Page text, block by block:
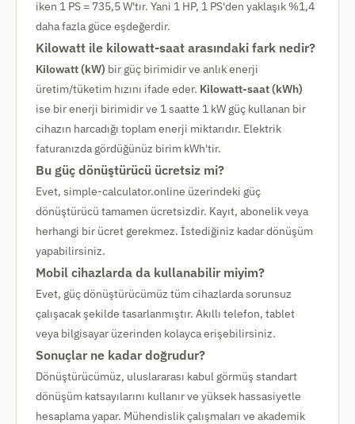
iken 1 PS = 735,5 W'tır. Yani 1 HP, 1 PS'den yaklaşık %1,4
daha fazla güce eşdeğerdir.
Kilowatt ile kilowatt-saat arasındaki fark nedir?
Kilowatt (kW) bir güç birimidir ve anlık enerji
üretim/tüketim hızını ifade eder. Kilowatt-saat (kWh)
ise bir enerji birimidir ve 1 saatte 1 kW güç kullanan bir
cihazın harcadığı toplam enerji miktarıdır. Elektrik
faturanızda gördüğünüz birim kWh'tir.
Bu güç dönüştürücü ücretsiz mi?
Evet, simple-calculator.online üzerindeki güç
dönüştürücü tamamen ücretsizdir. Kayıt, abonelik veya
herhangi bir ücret gerekmez. İstediğiniz kadar dönüşüm
yapabilirsiniz.
Mobil cihazlarda da kullanabilir miyim?
Evet, güç dönüştürücümüz tüm cihazlarda sorunsuz
çalışacak şekilde tasarlanmıştır. Akıllı telefon, tablet
veya bilgisayar üzerinden kolayca erişebilirsiniz.
Sonuçlar ne kadar doğrudur?
Dönüştürücümüz, uluslararası kabul görmüş standart
dönüşüm katsayılarını kullanır ve yüksek hassasiyetle
hesaplama yapar. Mühendislik çalışmaları ve akademik